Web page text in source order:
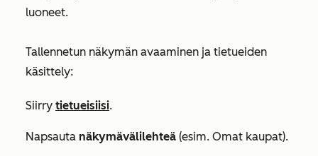
luoneet.
Tallennetun näkymän avaaminen ja tietueiden
käsittely:
Siirry tietueisiisi.
Napsauta näkymävälilehteä (esim. Omat kaupat).